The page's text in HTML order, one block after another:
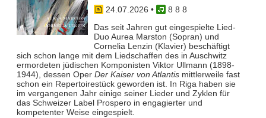
24.07.2026 •
8 8 8
Das seit Jahren gut eingespielte Lied-
Duo Aurea Marston (Sopran) und
Cornelia Lenzin (Klavier) beschäftigt
sich schon lange mit dem Liedschaffen des in Auschwitz
ermordeten jüdischen Komponisten Viktor Ullmann (1898-
1944), dessen Oper Der Kaiser von Atlantismittlerweile fast
schon ein Repertoirestück geworden ist. In Riga haben sie
im vergangenen Jahr einige seiner Lieder und Zyklen für
das Schweizer Label Prospero in engagierter und
kompetenter Weise eingespielt.